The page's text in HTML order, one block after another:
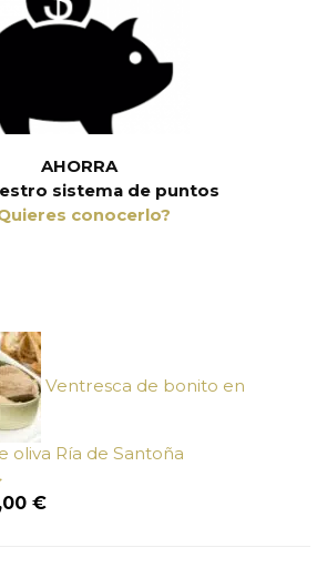
AHORRA
sistema de puntos
conocerlo?
Ventresca de bonito en
oliva Ría de Santoña
€El